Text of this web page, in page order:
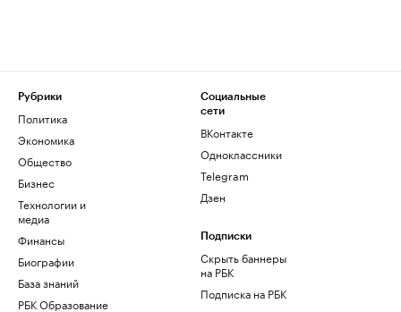
Рубрики
Политика
Экономика
Общество
Бизнес
Технологии и
медиа
Финансы
Биографии
База знаний
РБК Образование
Социальные
сети
ВКонтакте
Одноклассники
Telegram
Дзен
Подписки
Скрыть баннеры
на РБК
Подписка на РБК